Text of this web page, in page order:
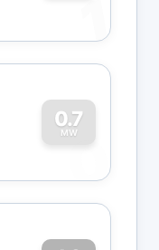
1
0.7
MW
0